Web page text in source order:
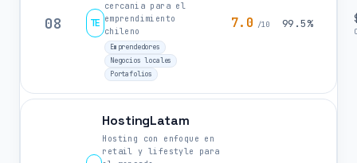
08 TE
cercania para el
emprendimiento
chileno
Emprendedores
Negocios locales
Portafolios
7.0 /10 99.5%
HostingLatam
Hosting con enfoque en
retail y lifestyle para